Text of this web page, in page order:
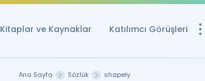
Kitaplar ve Kaynaklar Katılımcı Görüşleri
Ana Sayfa Sözlük shapely